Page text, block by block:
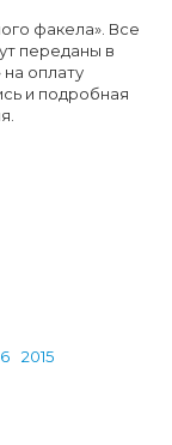
факела». Все
переданы в
оплату
и подробная
2015